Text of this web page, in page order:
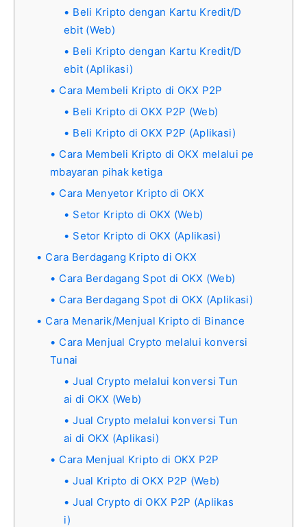
Beli Kripto dengan Kartu Kredit/D
ebit (Web)
Beli Kripto dengan Kartu Kredit/D
ebit (Aplikasi)
Cara Membeli Kripto di OKX P2P
Beli Kripto di OKX P2P (Web)
Beli Kripto di OKX P2P (Aplikasi)
Cara Membeli Kripto di OKX melalui pe
mbayaran pihak ketiga
Cara Menyetor Kripto di OKX
Setor Kripto di OKX (Web)
Setor Kripto di OKX (Aplikasi)
Cara Berdagang Kripto di OKX
Cara Berdagang Spot di OKX (Web)
Cara Berdagang Spot di OKX (Aplikasi)
Cara Menarik/Menjual Kripto di Binance
Cara Menjual Crypto melalui konversi
Tunai
Jual Crypto melalui konversi Tun
ai di OKX (Web)
Jual Crypto melalui konversi Tun
ai di OKX (Aplikasi)
Cara Menjual Kripto di OKX P2P
Jual Kripto di OKX P2P (Web)
Jual Crypto di OKX P2P (Aplikas
i)